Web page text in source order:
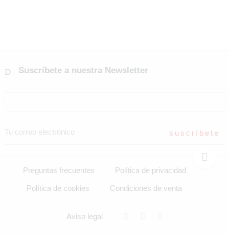
Suscríbete a nuestra Newsletter
Preguntas frecuentes Política de privacidad
Política de cookies Condiciones de venta
Aviso legal